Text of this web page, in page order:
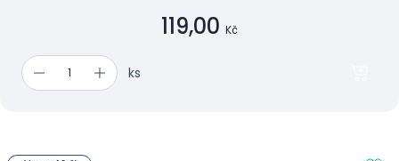
119,00 Kč
ks